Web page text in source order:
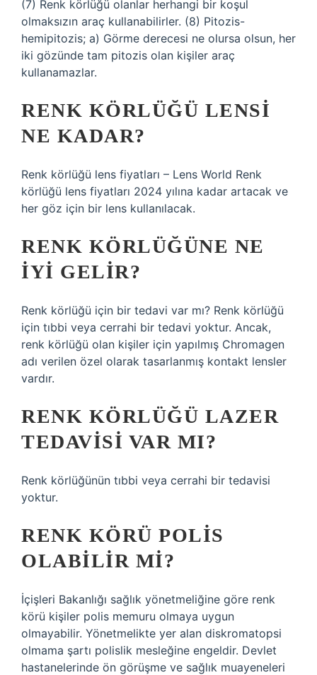
(7) Renk körlüğü olanlar herhangi bir koşul
olmaksızın araç kullanabilirler. (8) Pitozis-
hemipitozis; a) Görme derecesi ne olursa olsun, her
iki gözünde tam pitozis olan kişiler araç
kullanamazlar.
RENK KÖRLÜĞÜ LENSI
NE KADAR?
Renk körlüğü lens fiyatları – Lens World Renk
körlüğü lens fiyatları 2024 yılına kadar artacak ve
her göz için bir lens kullanılacak.
RENK KÖRLÜĞÜNE NE
IYI GELIR?
Renk körlüğü için bir tedavi var mı? Renk körlüğü
için tıbbi veya cerrahi bir tedavi yoktur. Ancak,
renk körlüğü olan kişiler için yapılmış Chromagen
adı verilen özel olarak tasarlanmış kontakt lensler
vardır.
RENK KÖRLÜĞÜ LAZER
TEDAVISI VAR MI?
Renk körlüğünün tıbbi veya cerrahi bir tedavisi
yoktur.
RENK KÖRÜ POLIS
OLABILIR MI?
İçişleri Bakanlığı sağlık yönetmeliğine göre renk
körü kişiler polis memuru olmaya uygun
olmayabilir. Yönetmelikte yer alan diskromatopsi
olmama şartı polislik mesleğine engeldir. Devlet
hastanelerinde ön görüşme ve sağlık muayeneleri